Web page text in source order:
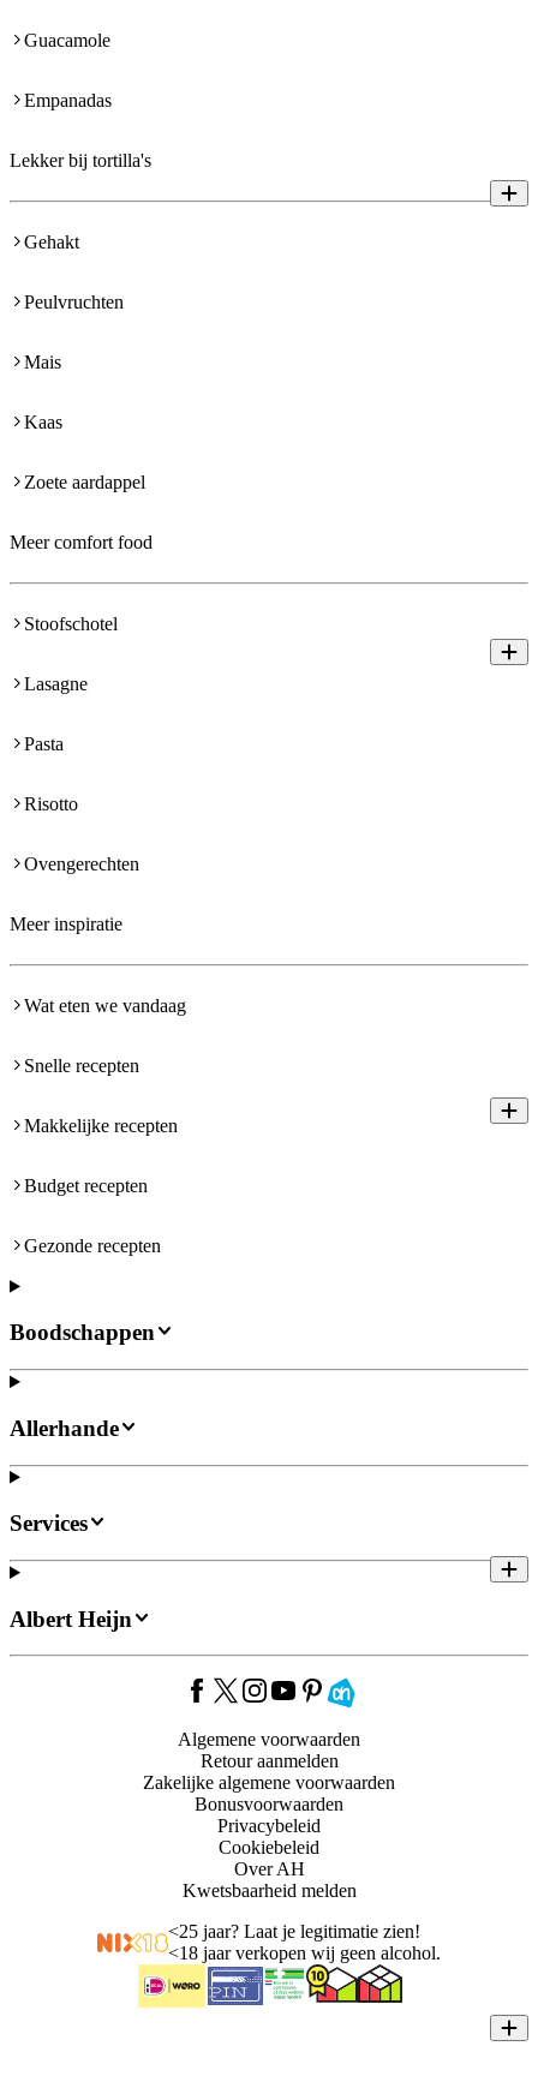
Guacamole
Empanadas
Lekker bij tortilla's
Gehakt
Peulvruchten
Mais
Kaas
Zoete aardappel
Meer comfort food
Stoofschotel
Lasagne
Pasta
Risotto
Ovengerechten
Meer inspiratie
Wat eten we vandaag
Snelle recepten
Makkelijke recepten
Budget recepten
Gezonde recepten
Boodschappen
Allerhande
Services
Albert Heijn
Algemene voorwaarden
Retour aanmelden
Zakelijke algemene voorwaarden
Bonusvoorwaarden
Privacybeleid
Cookiebeleid
Over AH
Kwetsbaarheid melden
<25 jaar? Laat je legitimatie zien!
<18 jaar verkopen wij geen alcohol.